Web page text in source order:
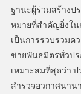
ฐานะผู้ร่วมสร้างป
หมายที่สำคัญยิ่งใน
เป็นการรวบรวมค
ข่ายพันธมิตรทั่วปร
เหมาะสมที่สุดว่า
สำรวจอวกาศนาน